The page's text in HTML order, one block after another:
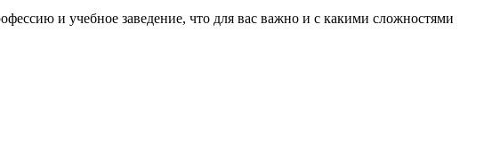
и учебное заведение, что для вас важно и с какими сложностями